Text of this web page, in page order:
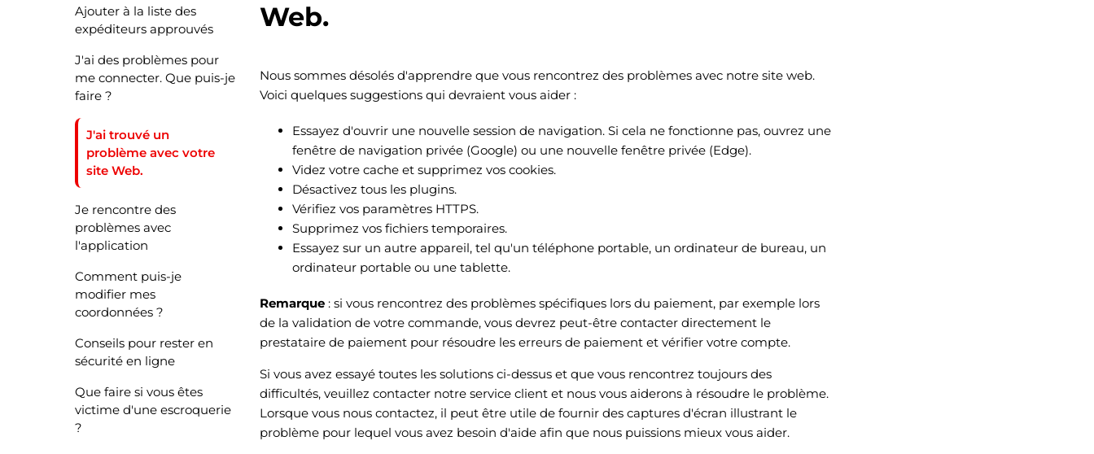
Ajouter à la liste des
expéditeurs approuvés
J'ai des problèmes pour
me connecter. Que puis-je
faire ?
J'ai trouvé un
problème avec votre
site Web.
Je rencontre des
problèmes avec
l'application
Comment puis-je
modifier mes
coordonnées ?
Conseils pour rester en
sécurité en ligne
Que faire si vous êtes
victime d'une escroquerie
?
Web.
Nous sommes désolés d'apprendre que vous rencontrez des problèmes avec notre site web.
Voici quelques suggestions qui devraient vous aider :
Essayez d'ouvrir une nouvelle session de navigation. Si cela ne fonctionne pas, ouvrez une
fenêtre de navigation privée (Google) ou une nouvelle fenêtre privée (Edge).
Videz votre cache et supprimez vos cookies.
Désactivez tous les plugins.
Vérifiez vos paramètres HTTPS.
Supprimez vos fichiers temporaires.
Essayez sur un autre appareil, tel qu'un téléphone portable, un ordinateur de bureau, un
ordinateur portable ou une tablette.
Remarque : si vous rencontrez des problèmes spécifiques lors du paiement, par exemple lors
de la validation de votre commande, vous devrez peut-être contacter directement le
prestataire de paiement pour résoudre les erreurs de paiement et vérifier votre compte.
Si vous avez essayé toutes les solutions ci-dessus et que vous rencontrez toujours des
difficultés, veuillez contacter notre service client et nous vous aiderons à résoudre le problème.
Lorsque vous nous contactez, il peut être utile de fournir des captures d'écran illustrant le
problème pour lequel vous avez besoin d'aide afin que nous puissions mieux vous aider.